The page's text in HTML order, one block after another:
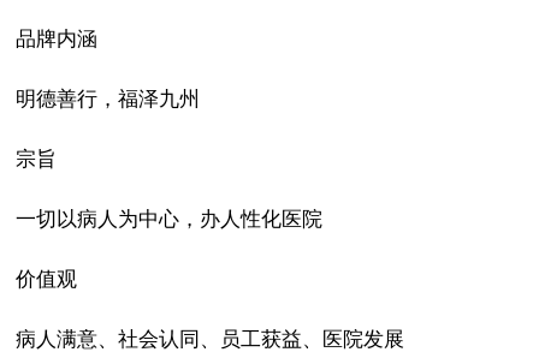
品牌内涵
明德善行，福泽九州
宗旨
一切以病人为中心，办人性化医院
价值观
病人满意、社会认同、员工获益、医院发展